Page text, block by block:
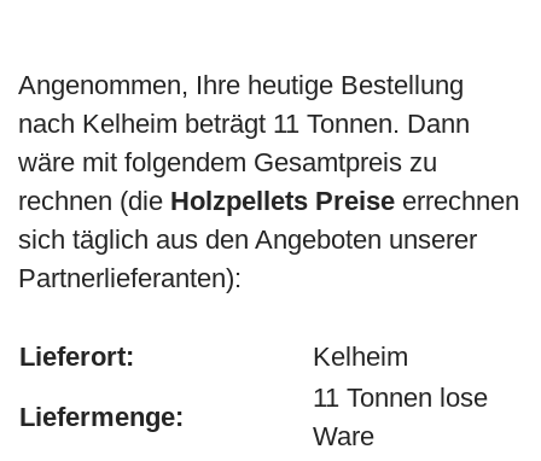
Angenommen, Ihre heutige Bestellung
nach Kelheim beträgt 11 Tonnen. Dann
wäre mit folgendem Gesamtpreis zu
rechnen (die Holzpellets Preise errechnen
sich täglich aus den Angeboten unserer
Partnerlieferanten):
Lieferort:
Kelheim
Liefermenge:
11 Tonnen lose
Ware